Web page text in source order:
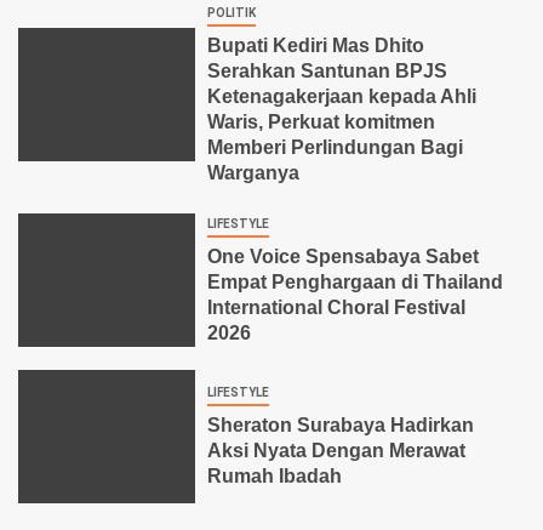
POLITIK
Bupati Kediri Mas Dhito
Serahkan Santunan BPJS
Ketenagakerjaan kepada Ahli
Waris, Perkuat komitmen
Memberi Perlindungan Bagi
Warganya
LIFESTYLE
One Voice Spensabaya Sabet
Empat Penghargaan di Thailand
International Choral Festival
2026
LIFESTYLE
Sheraton Surabaya Hadirkan
Aksi Nyata Dengan Merawat
Rumah Ibadah